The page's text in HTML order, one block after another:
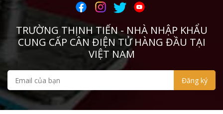
TRƯỜNG THỊNH TIẾN - NHÀ NHẬP KHẨU
CUNG CẤP CÂN ĐIỆN TỬ HÀNG ĐẦU TẠI
VIỆT NAM